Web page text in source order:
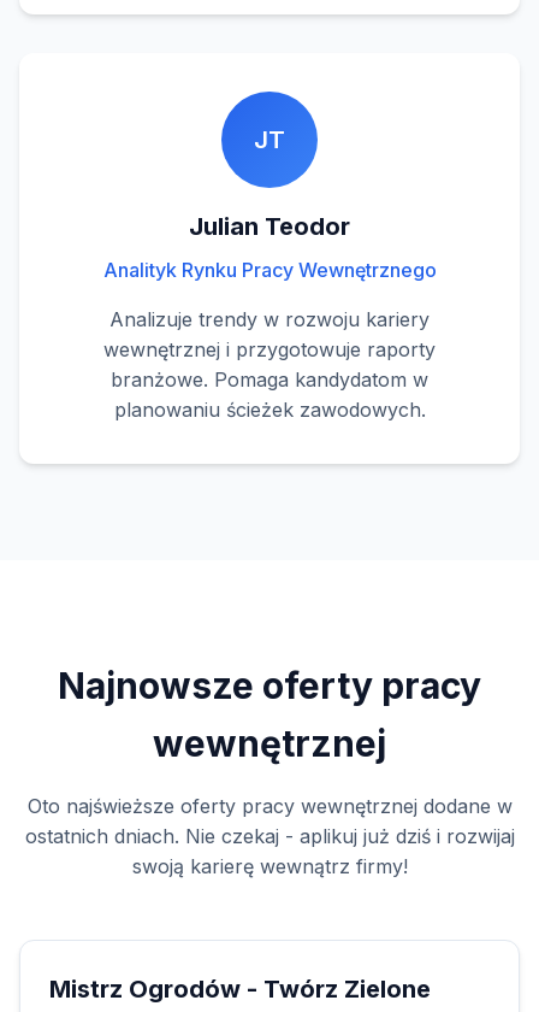
JT
Julian Teodor
Analityk Rynku Pracy Wewnętrznego
Analizuje trendy w rozwoju kariery
wewnętrznej i przygotowuje raporty
branżowe. Pomaga kandydatom w
planowaniu ścieżek zawodowych.
Najnowsze oferty pracy
wewnętrznej
Oto najświeższe oferty pracy wewnętrznej dodane w
ostatnich dniach. Nie czekaj - aplikuj już dziś i rozwijaj
swoją karierę wewnątrz firmy!
Mistrz Ogrodów - Twórz Zielone